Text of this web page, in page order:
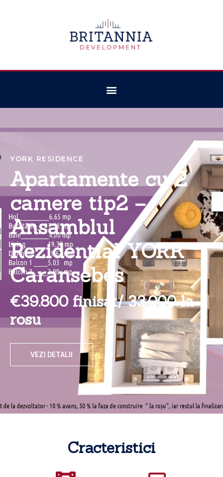
YORK RESIDENCE
Apartamente cu 2
camere tip2 –
Ansamblul
Rezidential YORK
Caransebes
€39.800 finisat/ 33.000 la
rosu
VEZI DETALII
Cracteristici